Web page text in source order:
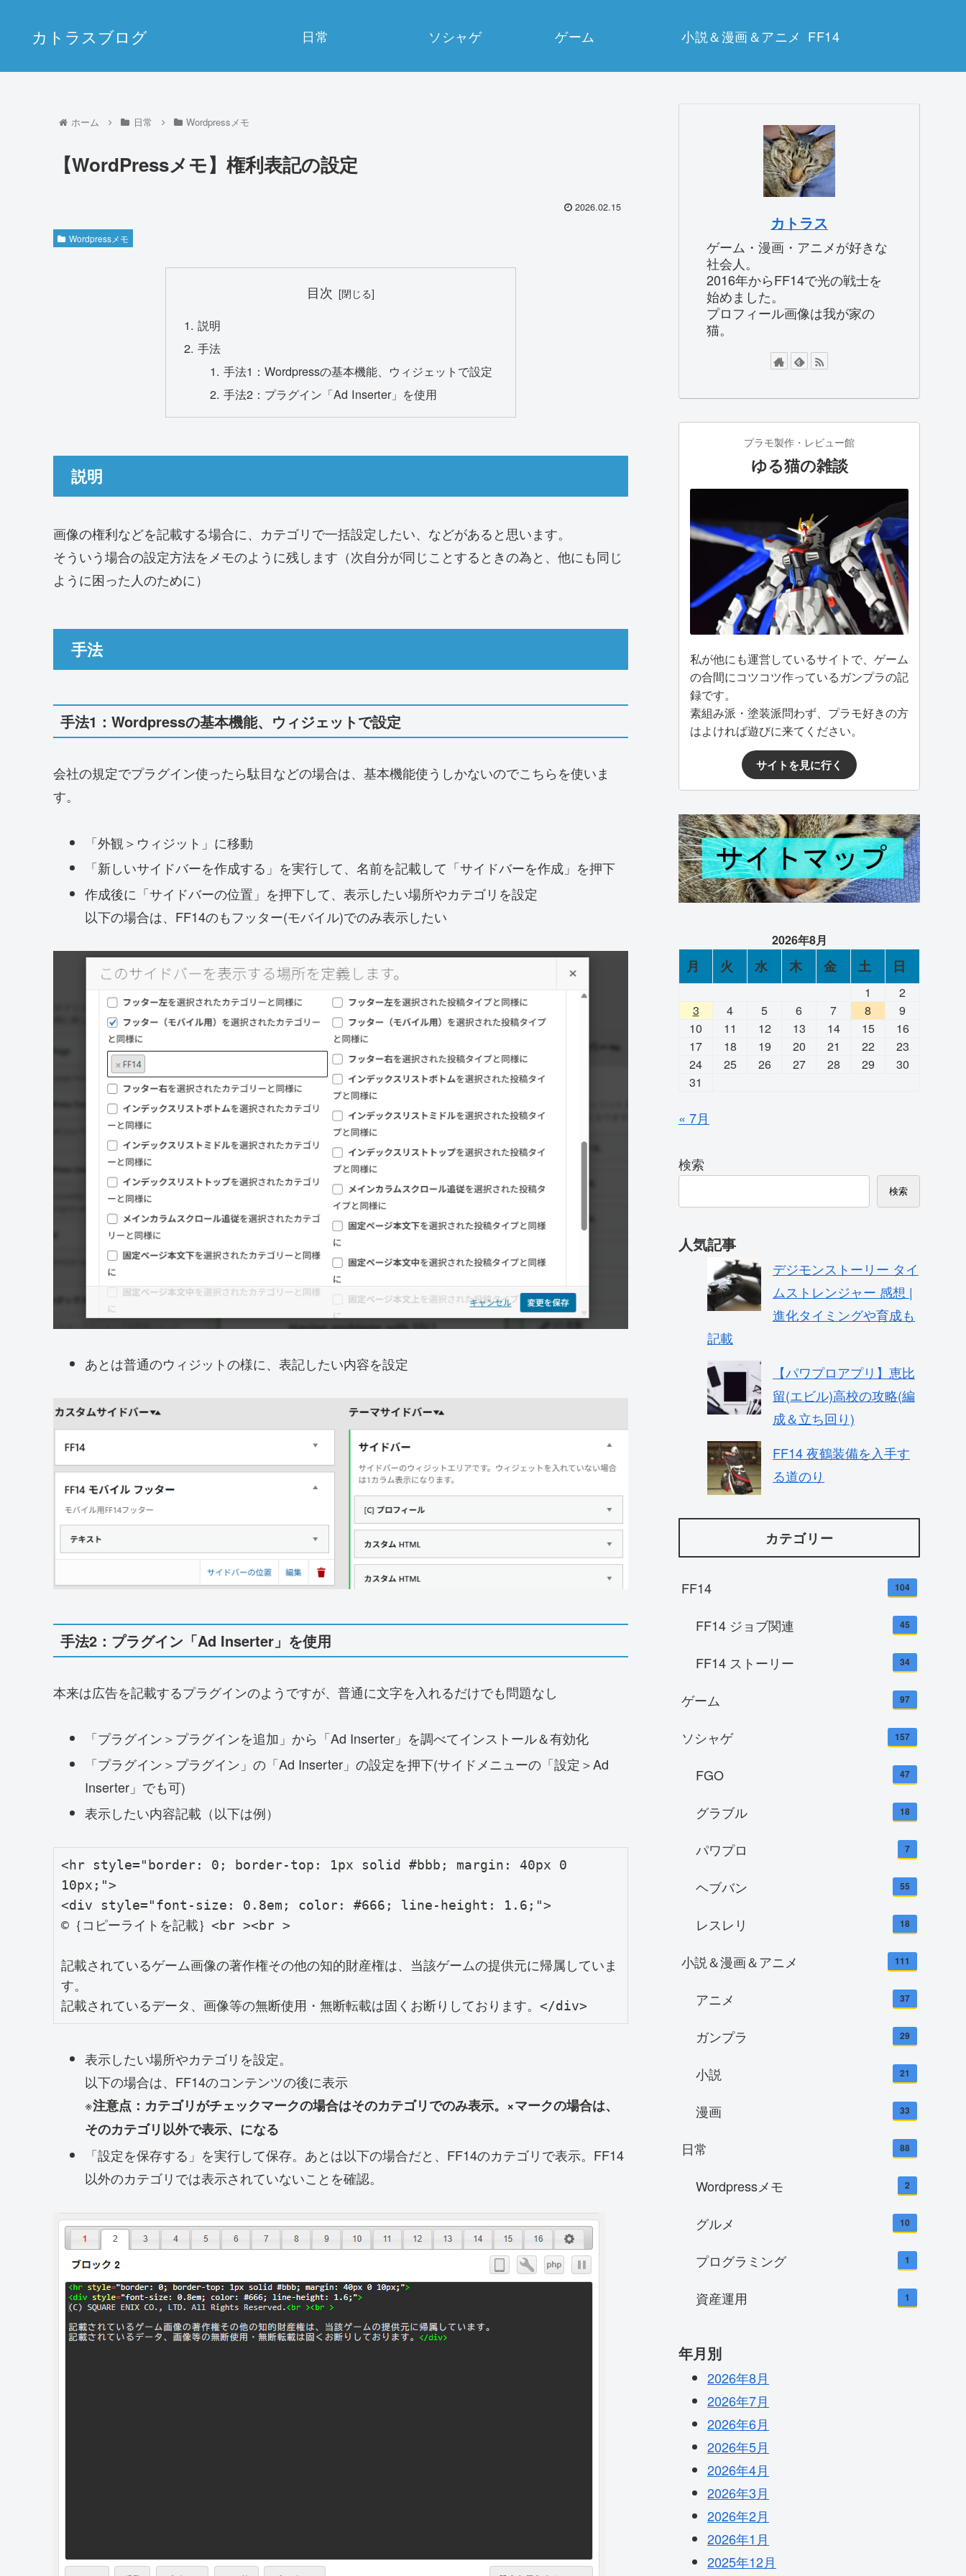
カトラスブログ 日常 ソシャゲ ゲーム 小説＆漫画＆アニメ FF14
ホーム 日常 Wordpressメモ
【WordPressメモ】権利表記の設定
2026.02.15
Wordpressメモ
目次
説明
手法
手法1：Wordpressの基本機能、ウィジェットで設定
手法2：プラグイン「Ad Inserter」を使用
説明
画像の権利などを記載する場合に、カテゴリで一括設定したい、などがあると思います。
そういう場合の設定方法をメモのように残します（次自分が同じことするときの為と、他にも同じ
ように困った人のために）
手法
手法1：Wordpressの基本機能、ウィジェットで設定
会社の規定でプラグイン使ったら駄目などの場合は、基本機能使うしかないのでこちらを使いま
す。
「外観＞ウィジット」に移動
「新しいサイドバーを作成する」を実行して、名前を記載して「サイドバーを作成」を押下
作成後に「サイドバーの位置」を押下して、表示したい場所やカテゴリを設定
以下の場合は、FF14のもフッター(モバイル)でのみ表示したい
あとは普通のウィジットの様に、表記したい内容を設定
手法2：プラグイン「Ad Inserter」を使用
本来は広告を記載するプラグインのようですが、普通に文字を入れるだけでも問題なし
「プラグイン＞プラグインを追加」から「Ad Inserter」を調べてインストール＆有効化
「プラグイン＞プラグイン」の「Ad Inserter」の設定を押下(サイドメニューの「設定＞Ad
Inserter」でも可)
表示したい内容記載（以下は例）
<hr style="border: 0; border-top: 1px solid #bbb; margin: 40px 0
10px;">
<div style="font-size: 0.8em; color: #666; line-height: 1.6;">
©｛コピーライトを記載｝<br ><br >
記載されているゲーム画像の著作権その他の知的財産権は、当該ゲームの提供元に帰属していま
す。
記載されているデータ、画像等の無断使用・無断転載は固くお断りしております。</div>
表示したい場所やカテゴリを設定。
以下の場合は、FF14のコンテンツの後に表示
※注意点：カテゴリがチェックマークの場合はそのカテゴリでのみ表示。×マークの場合は、
そのカテゴリ以外で表示、になる
「設定を保存する」を実行して保存。あとは以下の場合だと、FF14のカテゴリで表示。FF14
以外のカテゴリでは表示されていないことを確認。
カトラス
ゲーム・漫画・アニメが好きな
社会人。
2016年からFF14で光の戦士を
始めました。
プロフィール画像は我が家の
猫。
プラモ製作・レビュー館
ゆる猫の雑談
私が他にも運営しているサイトで、ゲーム
の合間にコツコツ作っているガンプラの記
録です。
素組み派・塗装派問わず、プラモ好きの方
はよければ遊びに来てください。
サイトを見に行く
2026年8月
月 火 水 木 金 土 日
1
2
3
4 5 6 7 8
9
10
11 12 13 14 15
16
17
18 19 20 21 22
23
24
25 26 27 28 29
30
31
« 7月
検索
検索
人気記事
デジモンストーリー タイ
ムストレンジャー 感想 |
進化タイミングや育成も
記載
【パワプロアプリ】恵比
留(エビル)高校の攻略(編
成＆立ち回り)
FF14 夜鶴装備を入手す
る道のり
カテゴリー
FF14 104
FF14 ジョブ関連 45
FF14 ストーリー 34
ゲーム 97
ソシャゲ 157
FGO 47
グラブル 18
パワプロ 7
ヘブバン 55
レスレリ 18
小説＆漫画＆アニメ 111
アニメ 37
ガンプラ 29
小説 21
漫画 33
日常 88
Wordpressメモ 2
グルメ 10
プログラミング 1
資産運用 1
年月別
2026年8月
2026年7月
2026年6月
2026年5月
2026年4月
2026年3月
2026年2月
2026年1月
2025年12月